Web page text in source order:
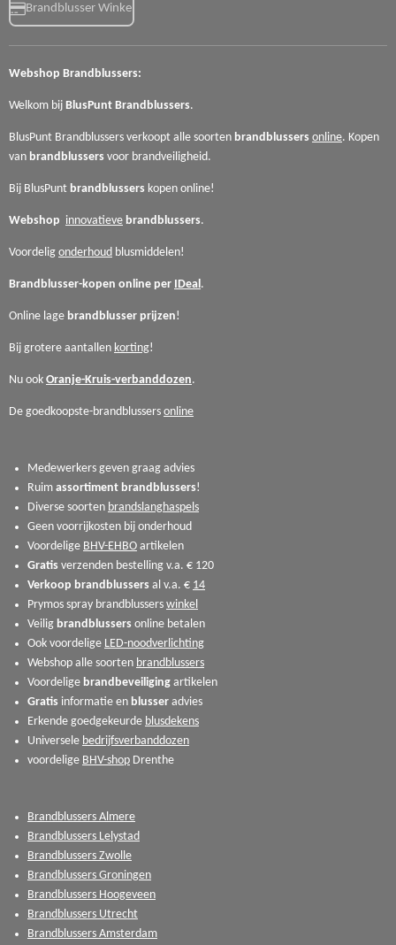
Brandblusser Winkel
Webshop Brandblussers:
Welkom bij BlusPunt Brandblussers.
BlusPunt Brandblussers verkoopt alle soorten brandblussers online. Kopen
van brandblussers voor brandveiligheid.
Bij BlusPunt brandblussers kopen online!
Webshop innovatieve brandblussers.
Voordelig onderhoud blusmiddelen!
Brandblusser-kopen online per IDeal .
Online lage brandblusser prijzen!
Bij grotere aantallen korting!
Nu ook Oranje-Kruis-verbanddozen.
De goedkoopste-brandblussers online
Medewerkers geven graag advies
Ruim assortiment brandblussers!
Diverse soorten brandslanghaspels
Geen voorrijkosten bij onderhoud
Voordelige BHV-EHBO artikelen
Gratis verzenden bestelling v.a. € 120
Verkoop brandblussers al v.a. € 14
Prymos spray brandblussers winkel
Veilig brandblussers online betalen
Ook voordelige LED-noodverlichting
Webshop alle soorten brandblussers
Voordelige brandbeveiliging artikelen
Gratis informatie en blusser advies
Erkende goedgekeurde blusdekens
Universele bedrijfsverbanddozen
voordelige BHV-shop Drenthe
Brandblussers Almere
Brandblussers Lelystad
Brandblussers Zwolle
Brandblussers Groningen
Brandblussers Hoogeveen
Brandblussers Utrecht
Brandblussers Amsterdam